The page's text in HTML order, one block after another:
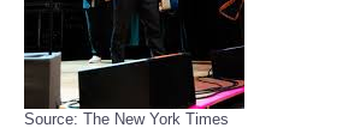
Source: The New York Times